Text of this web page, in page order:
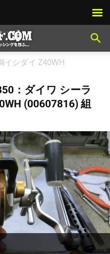
イシダイ Z40WH
：ダイワ シーラ
(00607816) 組